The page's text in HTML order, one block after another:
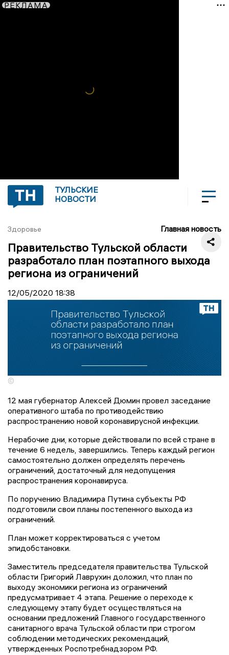
РЕКЛАМА
ТУЛЬСКИЕ
НОВОСТИ
Здоровье Главная новость
Правительство Тульской области
разработало план поэтапного выхода
региона из ограничений
12/05/2020 18:38
©
12 мая губернатор Алексей Дюмин провел заседание
оперативного штаба по противодействию
распространению новой коронавирусной инфекции.
Нерабочие дни, которые действовали по всей стране в
течение 6 недель, завершились. Теперь каждый регион
самостоятельно должен определять перечень
ограничений, достаточный для недопущения
распространения коронавируса.
По поручению Владимира Путина субъекты РФ
подготовили свои планы постепенного выхода из
ограничений.
План может корректироваться с учетом
эпидобстановки.
Заместитель председателя правительства Тульской
области Григорий Лаврухин доложил, что план по
выходу экономики региона из ограничений
предусматривает 4 этапа. Решение о переходе к
следующему этапу будет осуществляться на
основании предложений Главного государственного
санитарного врача Тульской области при строгом
соблюдении методических рекомендаций,
утвержденных Роспотребнадзором РФ.